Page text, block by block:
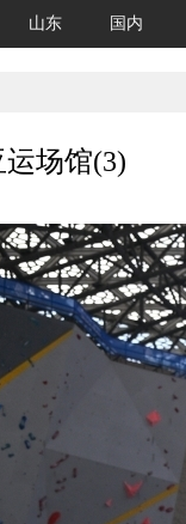
山东 国内
场馆(3)